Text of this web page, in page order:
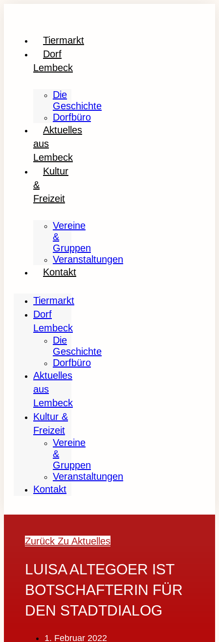
Tiermarkt
Dorf
Lembeck
Die
Geschichte
Dorfbüro
Aktuelles
aus
Lembeck
Kultur
&
Freizeit
Vereine
&
Gruppen
Veranstaltungen
Kontakt
Tiermarkt
Dorf
Lembeck
Die
Geschichte
Dorfbüro
Aktuelles
aus
Lembeck
Kultur &
Freizeit
Vereine
&
Gruppen
Veranstaltungen
Kontakt
Zurück Zu Aktuelles
LUISA ALTEGOER IST
BOTSCHAFTERIN FÜR
DEN STADTDIALOG
1. Februar 2022